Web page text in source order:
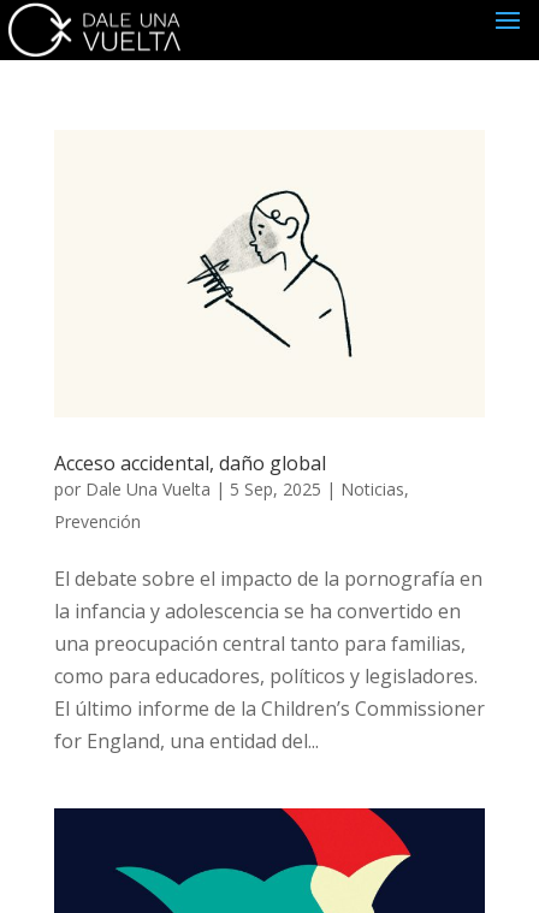
Acceso accidental, daño global
por Dale Una Vuelta | 5 Sep, 2025 | Noticias,
Prevención
El debate sobre el impacto de la pornografía en
la infancia y adolescencia se ha convertido en
una preocupación central tanto para familias,
como para educadores, políticos y legisladores.
El último informe de la Children’s Commissioner
for England, una entidad del...